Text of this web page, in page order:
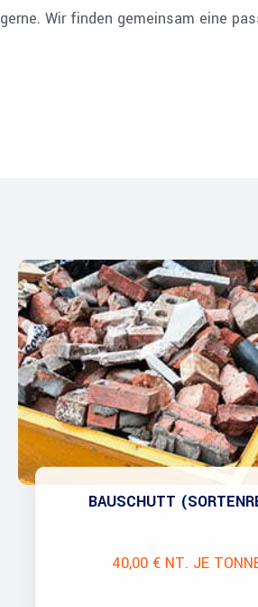
gerne. Wir finden gemeinsam eine
BAUSCHUTT
40,00 € NT. JE